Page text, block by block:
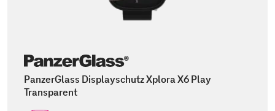
PanzerGlass Displayschutz Xplora X6 Play
Transparent